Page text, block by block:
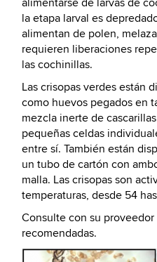
la etapa larval es
alimentan de polen,
requieren liberaciones
las cochinillas.
Las crisopas verdes están
como huevos pegados en
mezcla inerte de
pequeñas celdas
entre sí. También están
un tubo de cartón con
malla. Las crisopas son
temperaturas, desde 54
Consulte con su
recomendadas.